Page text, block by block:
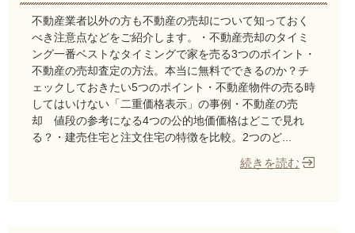
不動産業者以外の方も不動産の売却について知っておく
べき注意点などをご紹介します。・不動産売却のタイミ
ング一番ベストなタイミングで家を売る3つのポイント・
不動産の売却査定の方法。本当に無料でできるのか？チ
ェックしておきたい5つのポイント・不動産物件の売る時
してはいけない「二重価格表示」の事例・不動産の売
却 値段の参考になる4つの公的地価価格はどこで見れ
る？・建売住宅と注文住宅の特徴を比較。2つのど...
続きを読む